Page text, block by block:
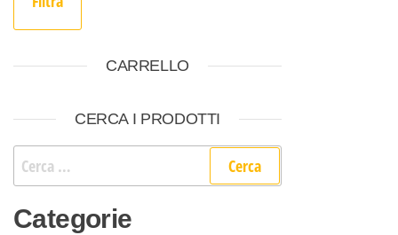
CARRELLO
CERCA I PRODOTTI
Ricerca per:
Categorie